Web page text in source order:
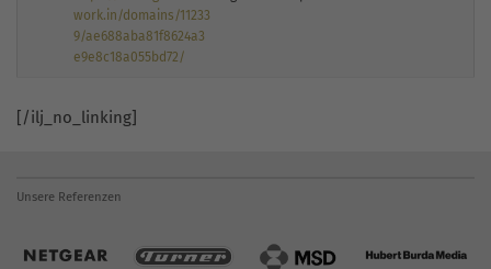
work.in/domains/11233
9/ae688aba81f8624a3
e9e8c18a055bd72/
[/ilj_no_linking]
Unsere Referenzen